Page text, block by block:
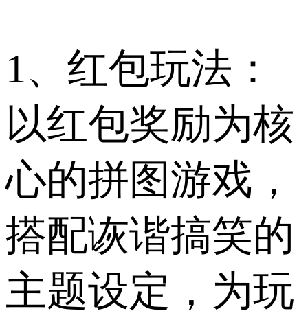
1、红包玩法：
以红包奖励为核
心的拼图游戏，
搭配诙谐搞笑的
主题设定，为玩